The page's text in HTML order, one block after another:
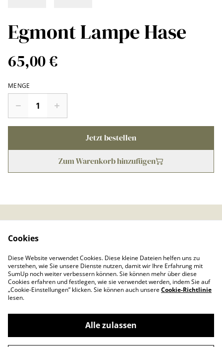
Egmont Lampe Hase
65,00 €
MENGE
Jetzt bestellen
Zum Warenkorb hinzufügen
ngen von SumUp
Impressum
©2026Froschkönig
Cookies
Diese Website verwendet Cookies. Diese kleine Dateien helfen uns zu
verstehen, wie Sie unsere Dienste nutzen, damit wir Ihre Erfahrung mit
SumUp noch weiter verbessern können. Sie können mehr über diese
Cookies erfahren und festlegen, wie sie verwendet werden, indem Sie auf
„Cookie-Einstellungen” klicken. Sie können auch unsereCookie-Richtlinie
lesen.
Alle zulassen